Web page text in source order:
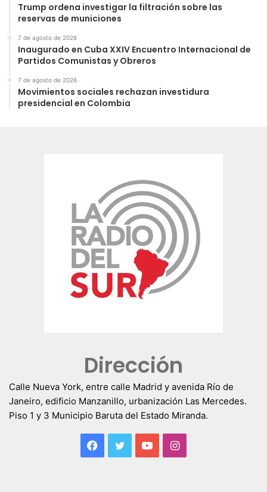
Trump ordena investigar la filtración sobre las
reservas de municiones
7 de agosto de 2026
Inaugurado en Cuba XXIV Encuentro Internacional de
Partidos Comunistas y Obreros
7 de agosto de 2026
Movimientos sociales rechazan investidura
presidencial en Colombia
Dirección
Calle Nueva York, entre calle Madrid y avenida Río de
Janeiro, edificio Manzanillo, urbanización Las Mercedes.
Piso 1 y 3 Municipio Baruta del Estado Miranda.
Facebook
TwitterYouTubeInstagram